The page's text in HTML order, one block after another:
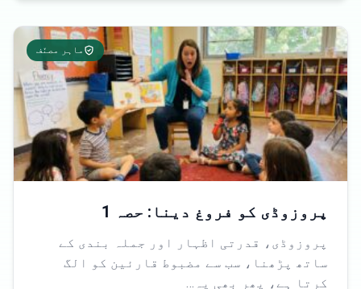
ماہر مصنّف
پروزوڈی کو فروغ دینا: حصہ 1
پروزوڈی، قدرتی اظہار اور جملہ بندی کے
ساتھ پڑھنا، سب سے مضبوط قارئین کو الگ
کرتا ہے، پھر بھی یہ…